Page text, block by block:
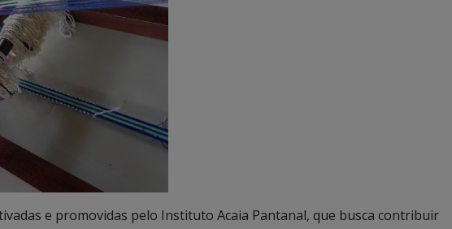
e promovidas pelo Instituto Acaia Pantanal, que busca contribuir